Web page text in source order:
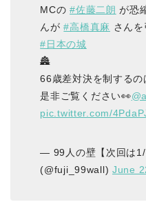
MCの#佐藤二朗 が恐
んが#高橋真麻 さん
#日本の城
🏯
66歳差対決を制する
是非ご覧ください👀
pic.twitter.com/
— 99人の壁【次回は1/
(@fuji_99wall) June